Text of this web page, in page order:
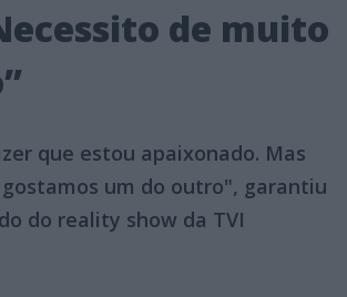
de muito
que estou apaixonado. Mas
um do outro", garantiu
do reality show da TVI